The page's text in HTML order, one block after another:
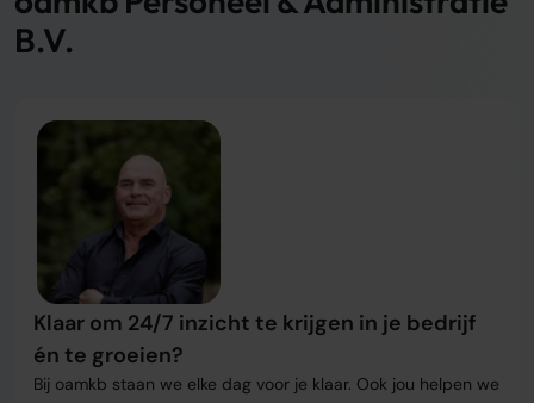
B.V.
Klaar om 24/7 inzicht te krijgen in je bedrijf
én te groeien?
Bij oamkb staan we elke dag voor je klaar. Ook jou helpen we
Over ons
Adviescentrum
Sluit je aan
Word oamkb partner
Contact
Login